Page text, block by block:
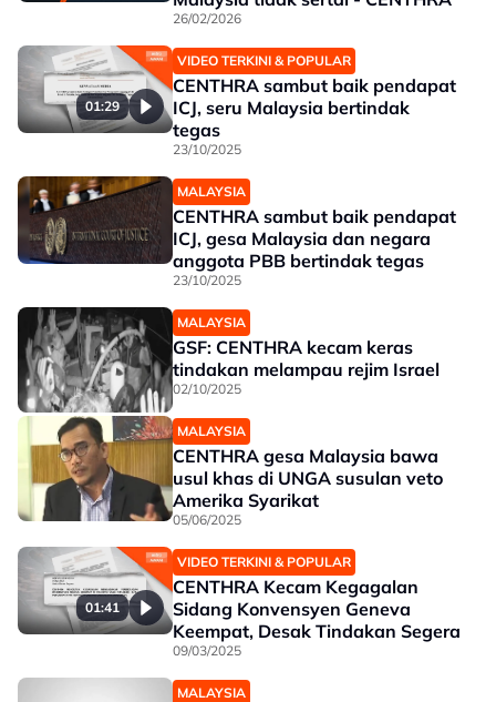
26/02/2026
01:29
VIDEO TERKINI & POPULAR
CENTHRA sambut baik pendapat
ICJ, seru Malaysia bertindak
tegas
23/10/2025
MALAYSIA
CENTHRA sambut baik pendapat
ICJ, gesa Malaysia dan negara
anggota PBB bertindak tegas
23/10/2025
MALAYSIA
GSF: CENTHRA kecam keras
tindakan melampau rejim Israel
02/10/2025
MALAYSIA
CENTHRA gesa Malaysia bawa
usul khas di UNGA susulan veto
Amerika Syarikat
05/06/2025
01:41
VIDEO TERKINI & POPULAR
CENTHRA Kecam Kegagalan
Sidang Konvensyen Geneva
Keempat, Desak Tindakan Segera
09/03/2025
MALAYSIA